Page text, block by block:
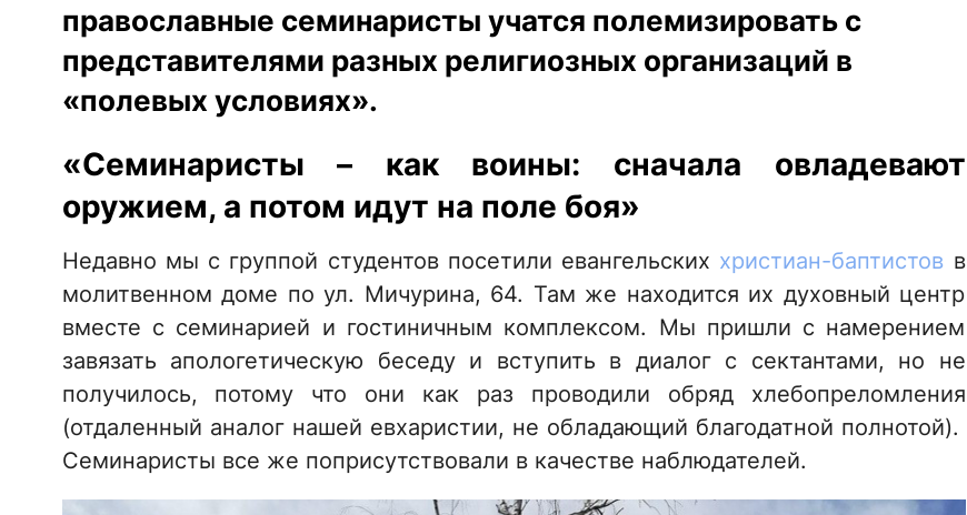
православные семинаристы учатся полемизировать с
представителями разных религиозных организаций в
«полевых условиях».
«Семинаристы – как воины: сначала овладевают
оружием, а потом идут на поле боя»
Недавно мы с группой студентов посетили евангельских христиан-баптистов в
молитвенном доме по ул. Мичурина, 64. Там же находится их духовный центр
вместе с семинарией и гостиничным комплексом. Мы пришли с намерением
завязать апологетическую беседу и вступить в диалог с сектантами, но не
получилось, потому что они как раз проводили обряд хлебопреломления
(отдаленный аналог нашей евхаристии, не обладающий благодатной полнотой).
Семинаристы все же поприсутствовали в качестве наблюдателей.